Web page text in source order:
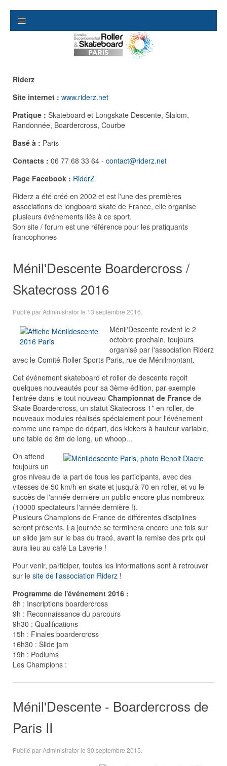
Riderz
Site internet : www.riderz.net
Pratique : Skateboard et Longskate Descente, Slalom,
Randonnée, Boardercross, Courbe
Basé à : Paris
Contacts : 06 77 68 33 64 - contact@riderz.net
Page Facebook : RiderZ
Riderz a été créé en 2002 et est l'une des premières
associations de longboard skate de France, elle organise
plusieurs événements liés à ce sport.
Son site / forum est une référence pour les pratiquants
francophones
Ménil'Descente Boardercross /
Skatecross 2016
Publié par Administrator le 13 septembre 2016
Ménil'Descente revient le 2
octobre prochain, toujours
organisé par l'association Riderz
avec le Comité Roller Sports Paris, rue de Ménilmontant.
Cet événement skateboard et roller de descente reçoit
quelques nouveautés pour sa 3ème édition, par exemple
l'entrée dans le tout nouveau Championnat de France de
Skate Boardercross, un statut Skatecross 1* en roller, de
nouveaux modules réalisés spécialement pour l'événement
comme une rampe de départ, des kickers à hauteur variable,
une table de 8m de long, un whoop...
On attend
toujours un
gros niveau de la part de tous les participants, avec des
vitesses de 50 km/h en skate et jusqu'à 70 en roller, et vu le
succès de l'année dernière un public encore plus nombreux
(10000 spectateurs l'année dernière !).
Plusieurs Champions de France de différentes disciplines
seront présents. La journée se terminera encore une fois sur
un slide jam sur le bas du tracé, avant la remise des prix qui
aura lieu au café La Laverie !
Pour venir, participer, toutes les informations sont à retrouver
sur le site de l'association Riderz !
Programme de l'événement 2016 :
8h : Inscriptions boardercross
9h : Reconnaissance du parcours
9h30 : Qualifications
15h : Finales boardercross
16h30 : Slide jam
19h : Podiums
Les Champions :
Ménil'Descente - Boardercross de
Paris II
Publié par Administrator le 30 septembre 2015